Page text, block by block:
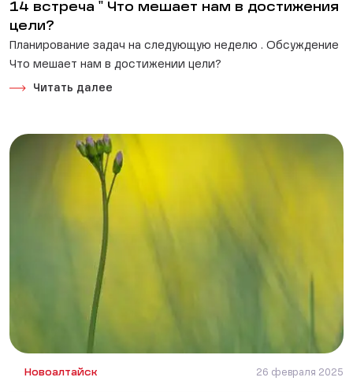
14 встреча " Что мешает нам в достижения
цели?
Планирование задач на следующую неделю . Обсуждение
Что мешает нам в достижении цели?
Читать далее
Новоалтайск 26 февраля 2025